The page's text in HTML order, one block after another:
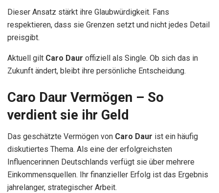
Dieser Ansatz stärkt ihre Glaubwürdigkeit. Fans
respektieren, dass sie Grenzen setzt und nicht jedes Detail
preisgibt.
Aktuell gilt Caro Daur offiziell als Single. Ob sich das in
Zukunft ändert, bleibt ihre persönliche Entscheidung.
Caro Daur Vermögen – So
verdient sie ihr Geld
Das geschätzte Vermögen von Caro Daur ist ein häufig
diskutiertes Thema. Als eine der erfolgreichsten
Influencerinnen Deutschlands verfügt sie über mehrere
Einkommensquellen. Ihr finanzieller Erfolg ist das Ergebnis
jahrelanger, strategischer Arbeit.